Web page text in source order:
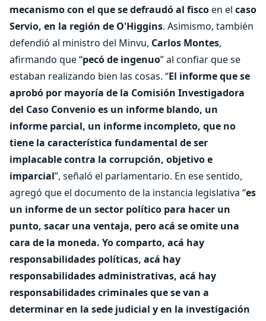
mecanismo con el que se defraudó al fiscoen el caso
Servio, en la región de O'Higgins. Asimismo, también
defendió al ministro del Minvu, Carlos Montes,
afirmando que “pecó de ingenuo” al confiar que se
estaban realizando bien las cosas. “El informe que se
aprobó por mayoría de la Comisión Investigadora
del Caso Convenio es un informe blando, un
informe parcial, un informe incompleto, que no
tiene la característica fundamental de ser
implacable contra la corrupción, objetivo e
imparcial”, señaló el parlamentario. En ese sentido,
agregó que el documento de la instancia legislativa “es
un informe de un sector político para hacer un
punto, sacar una ventaja, pero acá se omite una
cara de la moneda. Yo comparto, acá hay
responsabilidades políticas, acá hay
responsabilidades administrativas, acá hay
responsabilidades criminales que se van a
determinar en la sede judicial y en la investigación